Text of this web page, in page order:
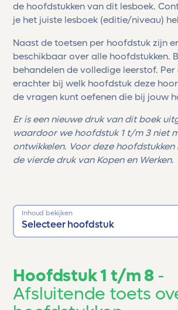
de hoofdstukken van dit lesboek.
je het juiste lesboek (editie/niveau)
Naast de toetsen per hoofdstuk zijn
beschikbaar over alle hoofdstukken.
behandelen de volledige leerstof.
erachter bij welk hoofdstuk deze
de vragen kunt oefenen die bij jouw
Er is een nieuwe druk van dit boek
waardoor we hoofdstuk 1 t/m 3 niet
ontwikkelen. Voor deze hoofdstukken
de vierde druk van Kopen en Werken.
Inhoud bekijken
Selecteer hoofdstuk
Hoofdstuk 1 t/m 8
Afsluitende toets